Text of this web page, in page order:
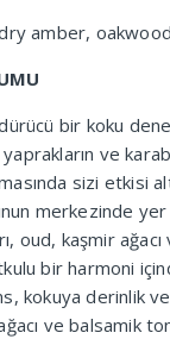
dry amber,
bir koku
ve
sizi etkisi
merkezinde
oud, kaşmir ağacı
bir harmoni
kokuya derinlik
ve balsamik